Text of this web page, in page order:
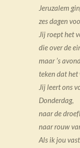
Jeruzalem
zes dagen
Jij roept het
die over de
maar ’s
teken dat het
Jij leert ons
Donderdag,
naar de
naar rouw
Als ik jou